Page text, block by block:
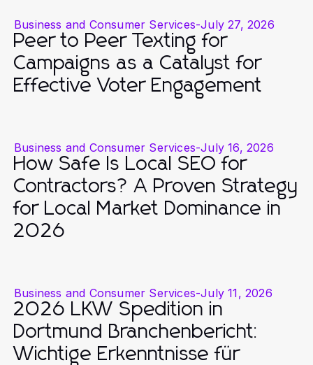
Business and Consumer Services-July 27, 2026
Peer to Peer Texting for
Campaigns as a Catalyst for
Effective Voter Engagement
Business and Consumer Services-July 16, 2026
How Safe Is Local SEO for
Contractors? A Proven Strategy
for Local Market Dominance in
2026
Business and Consumer Services-July 11, 2026
2026 LKW Spedition in
Dortmund Branchenbericht:
Wichtige Erkenntnisse für